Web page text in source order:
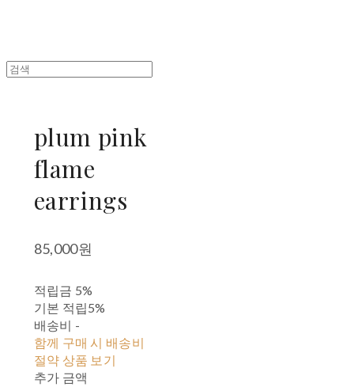
plum pink
flame
earrings
85,000원
적립금 5%
기본 적립5%
배송비 -
함께 구매 시 배송비
절약 상품 보기
추가 금액